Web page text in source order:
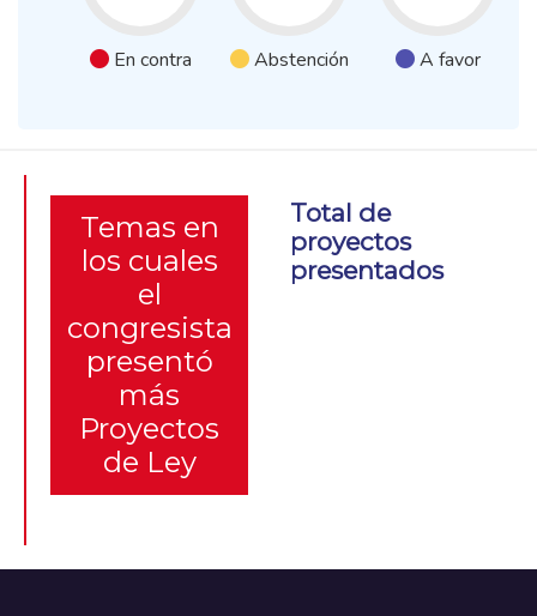
En contra Abstención A favor
Temas en
los cuales
el
congresista
presentó
más
Proyectos
de Ley
Total de
proyectos
presentados